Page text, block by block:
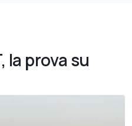
la prova su